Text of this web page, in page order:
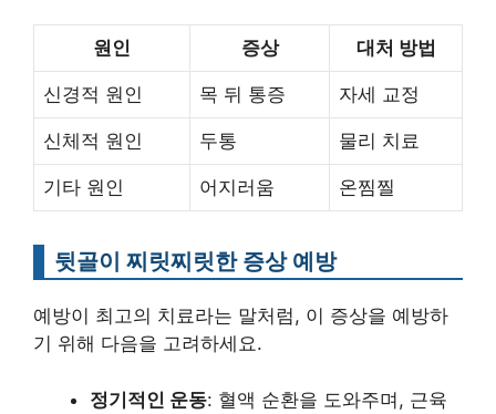
원인 증상 대처 방법
신경적 원인 목 뒤 통증 자세 교정
신체적 원인 두통 물리 치료
기타 원인 어지러움 온찜찔
뒷골이 찌릿찌릿한 증상 예방
예방이 최고의 치료라는 말처럼, 이 증상을 예방하
기 위해 다음을 고려하세요.
정기적인 운동: 혈액 순환을 도와주며, 근육